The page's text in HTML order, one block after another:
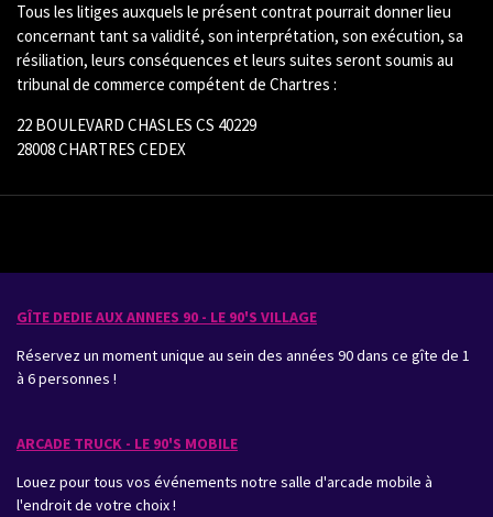
Tous les litiges auxquels le présent contrat pourrait donner lieu
concernant tant sa validité, son interprétation, son exécution, sa
résiliation, leurs conséquences et leurs suites seront soumis au
tribunal de commerce compétent de Chartres :
22 BOULEVARD CHASLES CS 40229
28008 CHARTRES CEDEX
GÎTE DEDIE AUX ANNEES 90 - LE 90'S VILLAGE
Réservez un moment unique au sein des années 90 dans ce gîte de 1
à 6 personnes !
ARCADE TRUCK - LE 90'S MOBILE
Louez pour tous vos événements notre salle d'arcade mobile à
l'endroit de votre choix !